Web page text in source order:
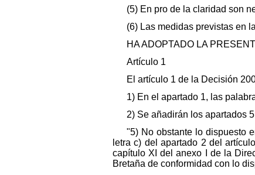
(5) En pro de la claridad son
(6) Las medidas previstas en
HA ADOPTADO LA
Artículo 1
El artículo 1 de la Decisión
1) En el apartado 1, las
2) Se añadirán los apartados
"5) No obstante lo dispuesto
letra c) del apartado 2 del
capítulo XI del anexo I de la
Bretaña de conformidad con lo